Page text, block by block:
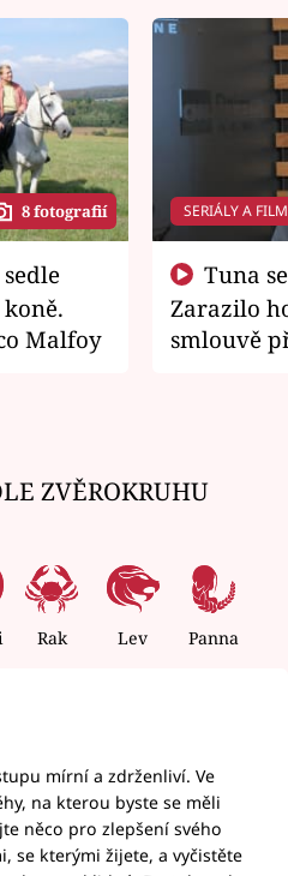
8 fotografií
Malfoy
SERIÁLY A
Zarazilo
smlouvě
ZVĚROKRUHU
Rak Lev Panna
mírní a zdrženliví. Ve
na kterou byste se měli
něco pro zlepšení svého
se kterými žijete, a vyčistěte